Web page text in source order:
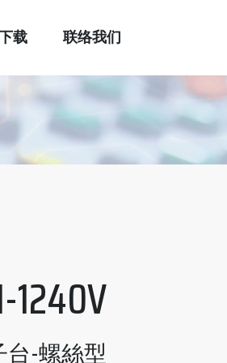
载 联络我们
1240V
-螺絲型